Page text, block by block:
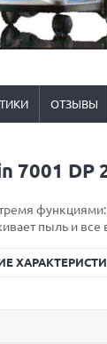
ОТЗЫВЫ
7001 DP
пыль и все